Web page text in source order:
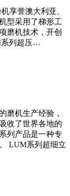
享誉澳大利亚、
型采用了梯形工
磨机技术，开创
系列超压…
磨机生产经验，
收了世界各地的
列产品是一种专
LUM系列超细立